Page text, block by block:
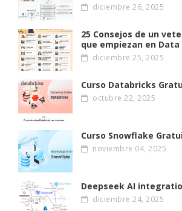
diciembre 26, 2025
25 Consejos de un
que empiezan en Data
diciembre 25, 2025
Curso Databricks
octubre 22, 2025
Curso Snowflake
noviembre 04, 2025
Deepseek AI
diciembre 24, 2025